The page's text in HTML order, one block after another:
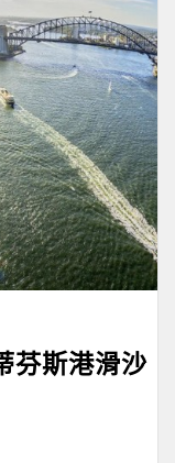
芬斯港滑沙